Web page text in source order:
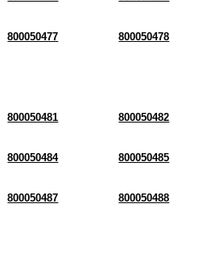
800050477 800050478
800050481 800050482
800050484 800050485
800050487 800050488